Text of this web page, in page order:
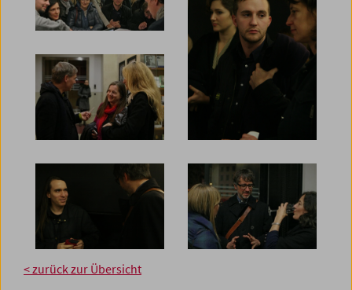
< zurück zur Übersicht